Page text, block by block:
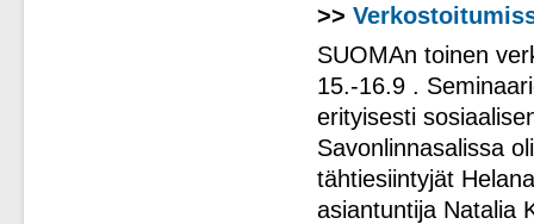
>>
SUOMAn toinen
15.-16.9 .
erityisesti
Savonlinnasalissa
tähtiesiintyjät
asiantuntija Natalia